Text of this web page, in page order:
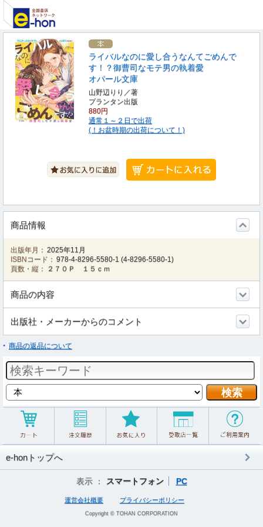
ライバルなのに愛し合うなんてごめんで
す！？御曹司なモテ男の執着愛
オパール文庫
山野辺りり／著
プランタン出版
880円
通常１～２日で出荷
(！お盆時期の出荷について！)
商品情報
出版年月： 2025年11月
ISBNコード： 978-4-8296-5580-1 (4-8296-5580-1)
頁数・縦：
２７０Ｐ １５ｃｍ
商品の内容
出版社・メーカーからのコメント
商品の返品について
e-honトップへ
表示 ： スマートフォン PC
運営会社概要 プライバシーポリシー
Copyright © TOHAN CORPORATION